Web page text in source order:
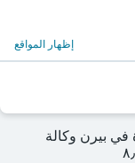
إظهار المواقع
في بيرن وكالة